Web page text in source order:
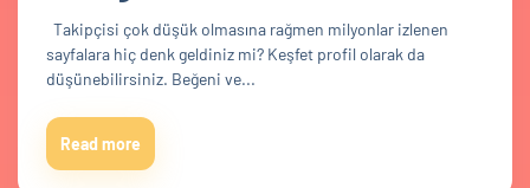
Takipçisi çok düşük olmasına rağmen milyonlar izlenen
sayfalara hiç denk geldiniz mi? Keşfet profil olarak da
düşünebilirsiniz. Beğeni ve...
Read more